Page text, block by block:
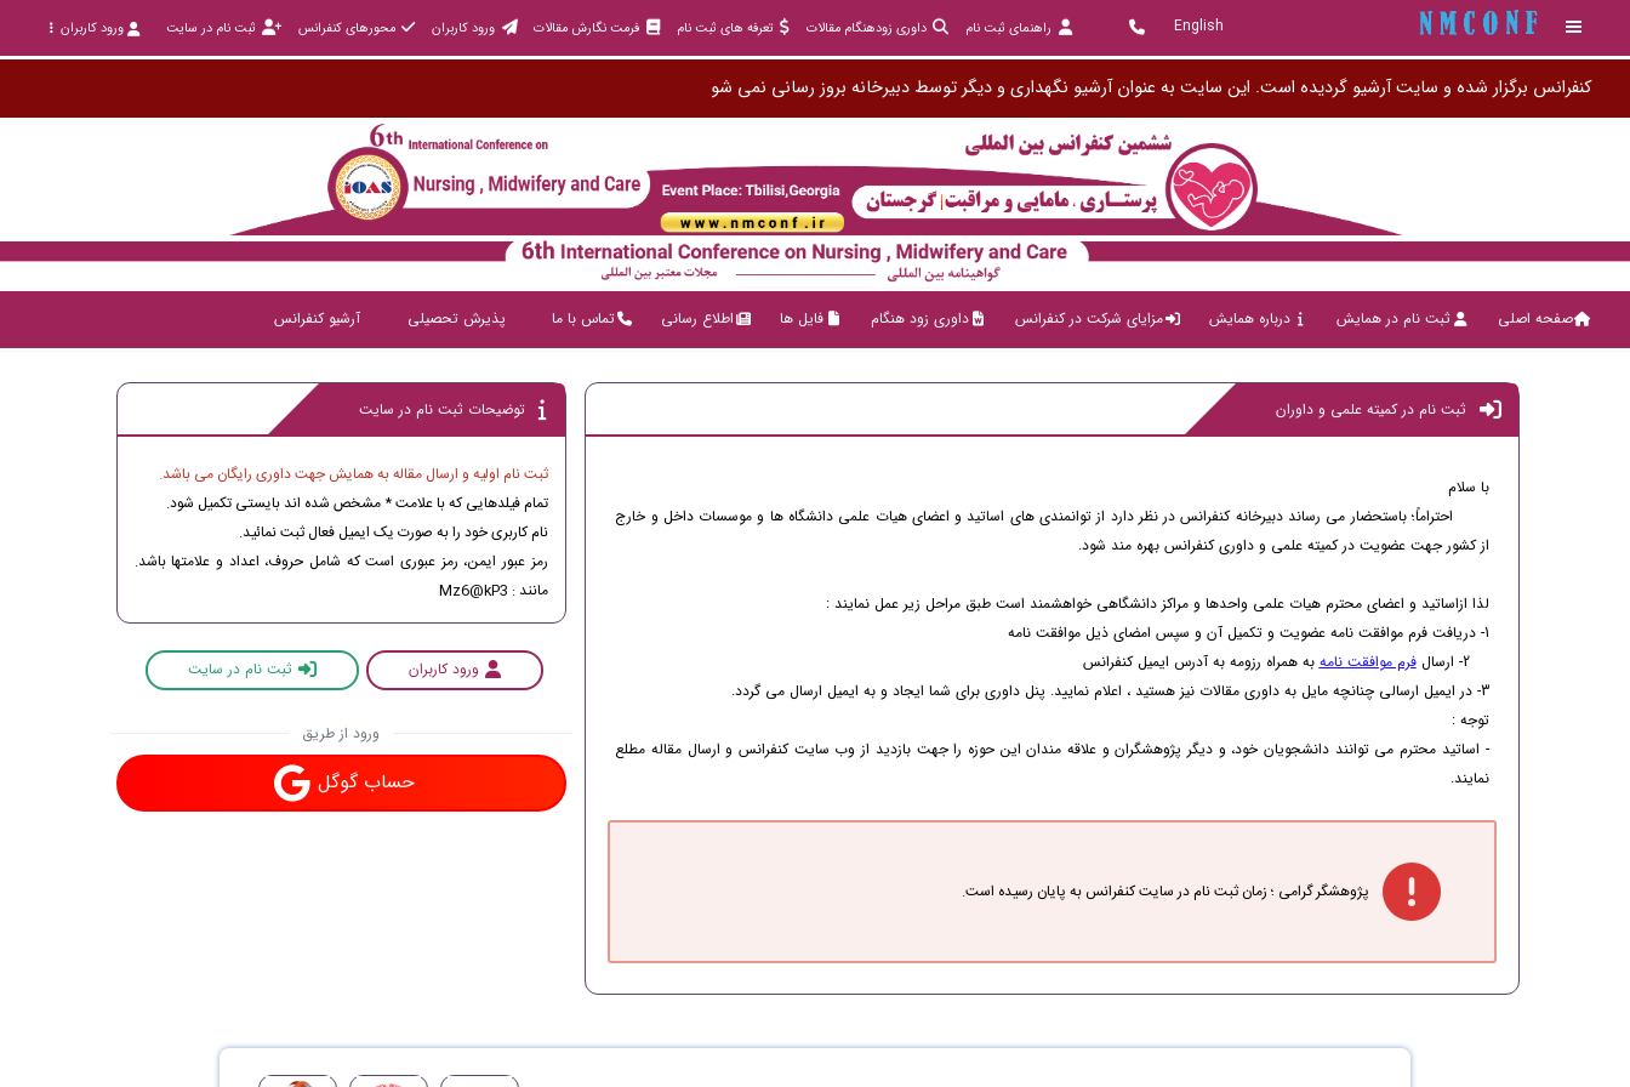
English راهنمای ثبت نام داوری زودهنگام مقالات تعرفه های ثبت نام فرمت نگارش مقالات ورود کاربران محورهای کنفرانس ثبت نام در سایت ورود کاربران
کنفرانس برگزار شده و سایت آرشیو گردیده است. این سایت به عنوان آرشیو نگهداری و دیگر توسط دبیرخانه
صفحه اصلی ثبت نام در همایش درباره همایش مزایای شرکت در کنفرانس داوری زود هنگام فایل ها اطلاع رسانی تماس با ما پذیرش تحصیلی آرشیو کنفرانس
ثبت نام در کمیته علمی و داوران
با سلام
احتراماً؛ باستحضار می رساند دبیرخانه کنفرانس در نظر دارد از توانمندی های اساتید و اعضای هیات علمی دانشگاه ها و موسسات داخل و خارج
از کشور جهت عضویت در کمیته علمی و داوری کنفرانس بهره مند شود.
لذا ازاساتید و اعضای محترم هیات علمی واحدها و مراکز دانشگاهی خواهشمند است طبق مراحل زیر عمل نمایند :
1- دریافت فرم موافقت نامه عضویت و تکمیل آن و سپس امضای ذیل موافقت نامه
2- ارسال
فرم موافقت نامهبه همراه رزومه به آدرس ایمیل کنفرانس
3- در ایمیل ارسالی چنانچه مایل به داوری مقالات نیز هستید ، اعلام نمایید. پنل داوری برای شما ایجاد و به ایمیل ارسال می گردد.
توجه :
- اساتید محترم می توانند دانشجویان خود، و دیگر پژوهشگران و علاقه مندان این حوزه را جهت بازدید از وب سایت کنفرانس و ارسال مقاله مطلع
نمایند.
پژوهشگر گرامی ؛ زمان ثبت نام در سایت کنفرانس به پایان رسیده است.
توضیحات ثبت نام در سایت
ثبت نام اولیه و ارسال مقاله به همایش جهت داوری رایگان می باشد.
تمام فیلدهایی که با علامت * مشخص شده اند بایستی تکمیل شود.
نام کاربری خود را به صورت یک ایمیل فعال ثبت نمائید.
رمز عبور ایمن، رمز عبوری است که شامل حروف، اعداد و علامتها باشد.
مانند : Mz6@kP3
ورود کاربران ثبت نام در سایت
ورود از طریق
حساب گوگل